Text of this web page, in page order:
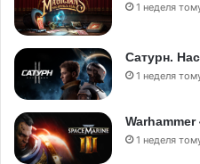
1 неделя
Сатурн.
1 неделя
1 неделя